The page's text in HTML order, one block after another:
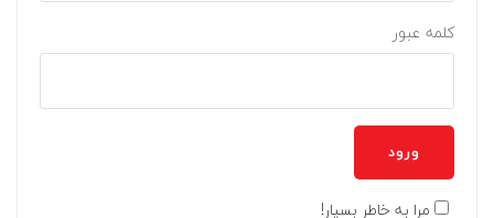
کلمه عبور
ورود
مرا به خاطر بسپار!